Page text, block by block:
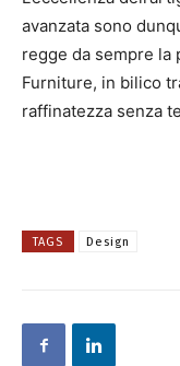
avanzata sono
regge da sempre la
Furniture, in bilico
raffinatezza senza
TAGS Design